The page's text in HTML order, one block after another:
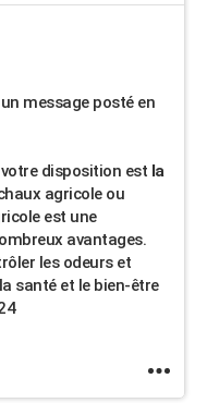
message posté en
disposition est la
agricole ou
est une
avantages.
les odeurs et
santé et le bien-être